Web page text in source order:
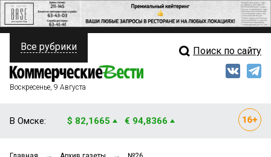
ПОЛИТИКА
ФИНАНСЫ
Свежий выпуск
Все рубрики Поиск по сайту
Воскресенье, 9 Августа
В Омске: $ 82,1665 € 94,8366